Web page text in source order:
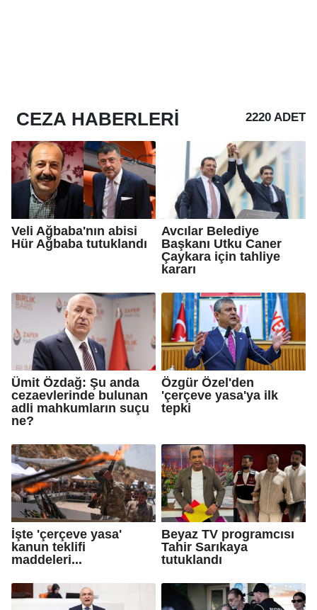
CEZA HABERLERI 2220 ADET
Veli Ağbaba'nın abisi
Hür Ağbaba tutuklandı
Avcılar Belediye
Başkanı Utku Caner
Çaykara için tahliye
kararı
Ümit Özdağ: Şu anda
cezaevlerinde bulunan
adli mahkumların suçu
ne?
Özgür Özel'den
'çerçeve yasa'ya ilk
tepki
İşte 'çerçeve yasa'
kanun teklifi
maddeleri...
Beyaz TV programcısı
Tahir Sarıkaya
tutuklandı